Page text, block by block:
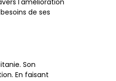
l'amélioration
de ses
Son
En faisant